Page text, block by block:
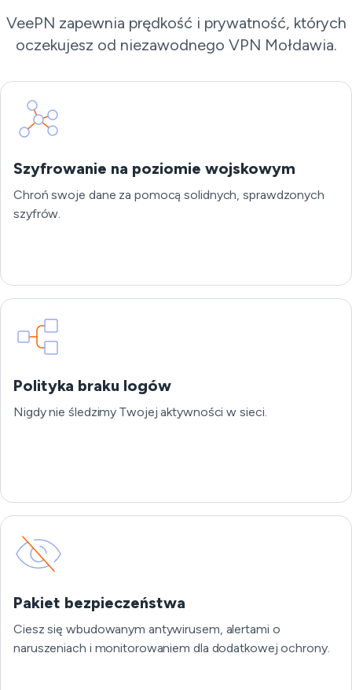
VeePN zapewnia prędkość i prywatność, których
oczekujesz od niezawodnego VPN Mołdawia.
Szyfrowanie na poziomie wojskowym
Chroń swoje dane za pomocą solidnych, sprawdzonych
szyfrów.
Polityka braku logów
Nigdy nie śledzimy Twojej aktywności w sieci.
Pakiet bezpieczeństwa
Ciesz się wbudowanym antywirusem, alertami o
naruszeniach i monitorowaniem dla dodatkowej ochrony.